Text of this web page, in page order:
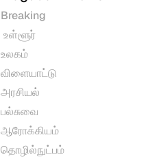
Breaking
உள்ளூர்
உலகம்
விளையாட்டு
அரசியல்
பல்சுவை
ஆரோக்கியம்
தொழில்நுட்பம்